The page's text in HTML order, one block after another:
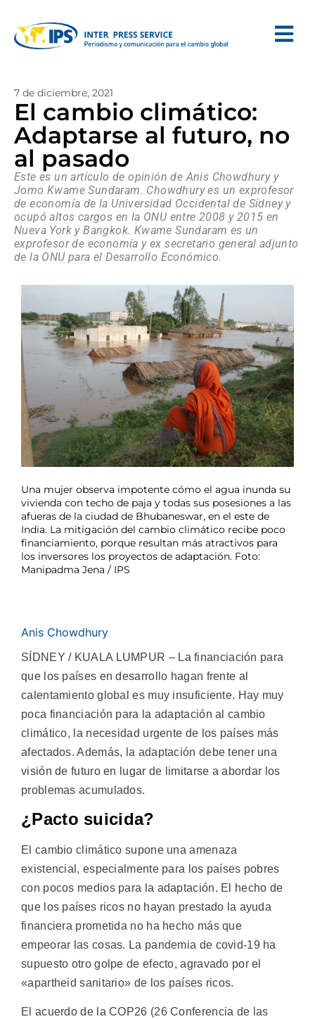
7 de diciembre, 2021
El cambio climático:
Adaptarse al futuro, no
al pasado
Este es un artículo de opinión de Anis Chowdhury y
Jomo Kwame Sundaram. Chowdhury es un exprofesor
de economía de la Universidad Occidental de Sídney y
ocupó altos cargos en la ONU entre 2008 y 2015 en
Nueva York y Bangkok. Kwame Sundaram es un
exprofesor de economía y ex secretario general adjunto
de la ONU para el Desarrollo Económico.
Una mujer observa impotente cómo el agua inunda su
vivienda con techo de paja y todas sus posesiones a las
afueras de la ciudad de Bhubaneswar, en el este de
India. La mitigación del cambio climático recibe poco
financiamiento, porque resultan más atractivos para
los inversores los proyectos de adaptación. Foto:
Manipadma Jena / IPS
Anis Chowdhury
SÍDNEY / KUALA LUMPUR – La financiación para
que los países en desarrollo hagan frente al
calentamiento global es muy insuficiente. Hay muy
poca financiación para la adaptación al cambio
climático, la necesidad urgente de los países más
afectados. Además, la adaptación debe tener una
visión de futuro en lugar de limitarse a abordar los
problemas acumulados.
¿Pacto suicida?
El cambio climático supone una amenaza
existencial, especialmente para los países pobres
con pocos medios para la adaptación. El hecho de
que los países ricos no hayan prestado la ayuda
financiera prometida no ha hecho más que
empeorar las cosas. La pandemia de covid-19 ha
supuesto otro golpe de efecto, agravado por el
«apartheid sanitario» de los países ricos.
El acuerdo de la COP26 (26 Conferencia de las